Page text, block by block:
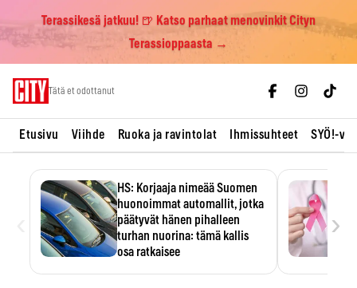
Terassikesä jatkuu! 🍺 Katso parhaat menovinkit Cityn
Terassioppaasta →
Tätä et odottanut
Etusivu Viihde Ruoka ja ravintolat Ihmissuhteet SYÖ!-
HS: Korjaaja nimeää Suomen
huonoimmat automallit, jotka
päätyvät hänen pihalleen
turhan nuorina: tämä kallis
osa ratkaisee
›